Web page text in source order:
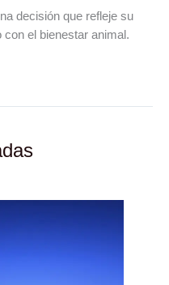
decisión que refleje su
el bienestar animal.